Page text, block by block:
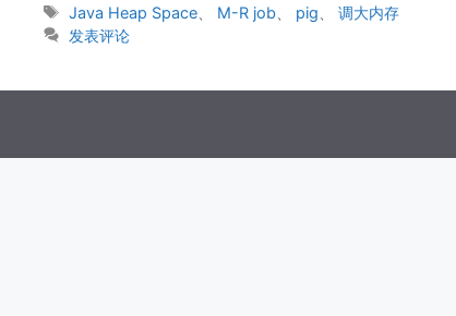
类
标
签
Java Heap Space M-R job pig 、调大内存
发表评论